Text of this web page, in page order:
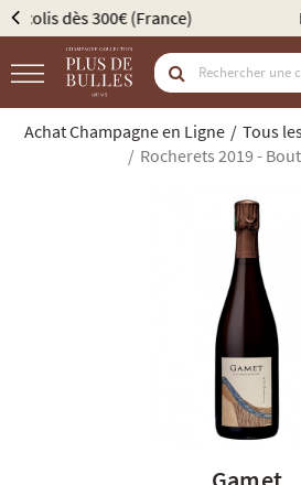
Élu Meilleur Caviste
Achat Champagne en Ligne Tous
Rocherets 2019 -